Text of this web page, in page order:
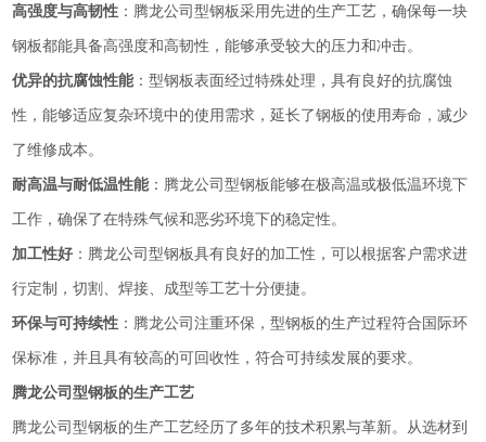
高强度与高韧性 ：腾龙公司型钢板采用先进的生产工艺，确保每一块
钢板都能具备高强度和高韧性，能够承受较大的压力和冲击。
优异的抗腐蚀性能：型钢板表面经过特殊处理，具有良好的抗腐蚀
性，能够适应复杂环境中的使用需求，延长了钢板的使用寿命，减少
了维修成本。
耐高温与耐低温性能：腾龙公司型钢板能够在极高温或极低温环境下
工作，确保了在特殊气候和恶劣环境下的稳定性。
加工性好 ：腾龙公司型钢板具有良好的加工性，可以根据客户需求进
行定制，切割、焊接、成型等工艺十分便捷。
环保与可持续性 ：腾龙公司注重环保，型钢板的生产过程符合国际环
保标准，并且具有较高的可回收性，符合可持续发展的要求。
腾龙公司型钢板的生产工艺
腾龙公司型钢板的生产工艺经历了多年的技术积累与革新。从选材到